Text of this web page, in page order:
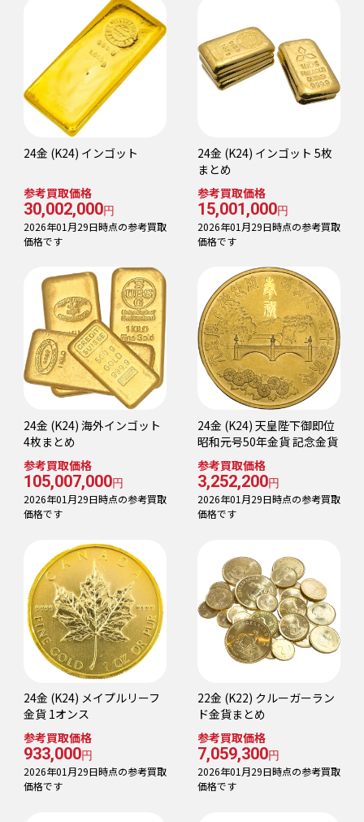
24金 (K24) インゴット
参考買取価格
30,002,000円
2026年01月29日時点の参考買取
価格です
24金 (K24) インゴット 5枚
まとめ
参考買取価格
15,001,000円
2026年01月29日時点の参考買取
価格です
24金 (K24) 海外インゴット
4枚まとめ
参考買取価格
105,007,000円
2026年01月29日時点の参考買取
価格です
24金 (K24) 天皇陛下御即位
昭和元号50年金貨 記念金貨
参考買取価格
3,252,200円
2026年01月29日時点の参考買取
価格です
24金 (K24) メイプルリーフ
金貨 1オンス
参考買取価格
933,000円
2026年01月29日時点の参考買取
価格です
22金 (K22) クルーガーラン
ド金貨まとめ
参考買取価格
7,059,300円
2026年01月29日時点の参考買取
価格です